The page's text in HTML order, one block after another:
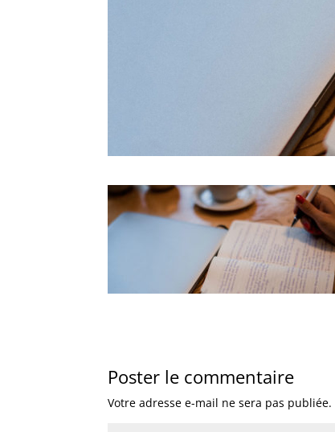
Poster le commentaire
Votre adresse e-mail ne sera pas publiée.